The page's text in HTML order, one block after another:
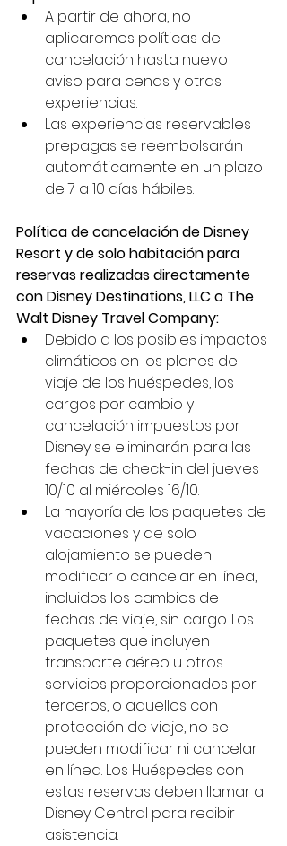
A partir de ahora, no
aplicaremos políticas de
cancelación hasta nuevo
aviso para cenas y otras
experiencias.
Las experiencias reservables
prepagas se reembolsarán
automáticamente en un plazo
de 7 a 10 días hábiles.
Política de cancelación de Disney
Resort y de solo habitación para
reservas realizadas directamente
con Disney Destinations, LLC o The
Walt Disney Travel Company:
Debido a los posibles impactos
climáticos en los planes de
viaje de los huéspedes, los
cargos por cambio y
cancelación impuestos por
Disney se eliminarán para las
fechas de check-in del jueves
10/10 al miércoles 16/10.
La mayoría de los paquetes de
vacaciones y de solo
alojamiento se pueden
modificar o cancelar en línea,
incluidos los cambios de
fechas de viaje, sin cargo. Los
paquetes que incluyen
transporte aéreo u otros
servicios proporcionados por
terceros, o aquellos con
protección de viaje, no se
pueden modificar ni cancelar
en línea. Los Huéspedes con
estas reservas deben llamar a
Disney Central para recibir
asistencia.